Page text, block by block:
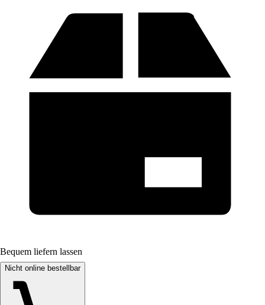
Bequem liefern lassen
Nicht online bestellbar